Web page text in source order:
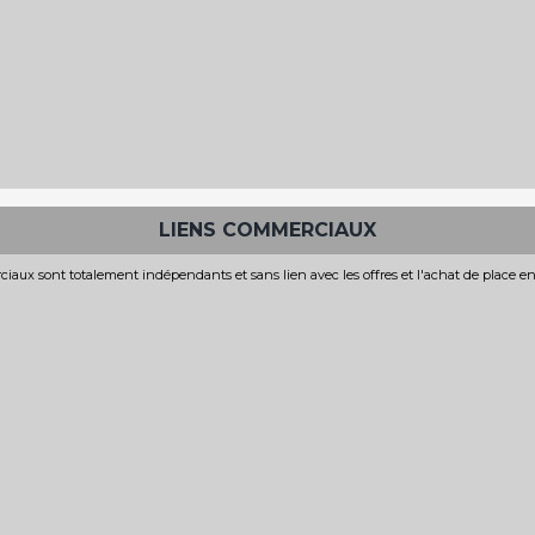
LIENS COMMERCIAUX
sont totalement indépendants et sans lien avec les offres et l'achat de place